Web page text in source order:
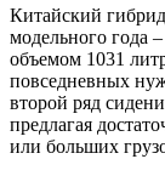
Китайский
модельного года
объемом 1031
повседневных
второй ряд
предлагая
или больших